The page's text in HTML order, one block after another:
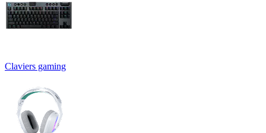
Claviers gaming